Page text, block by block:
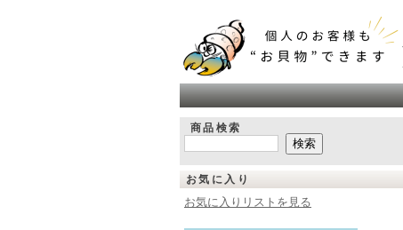
商品検索
お気に入り
お気に入りリストを見る